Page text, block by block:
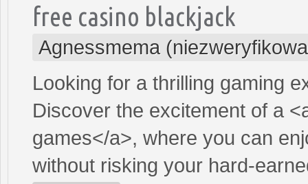
free casino blackjack
Agnessmema
Looking for a thrilling gaming
Discover the excitement of a
games</a>, where you can
without risking your hard-